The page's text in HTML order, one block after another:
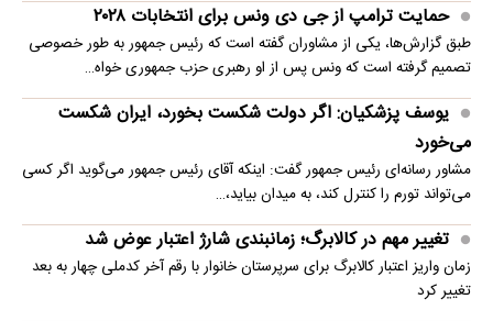
حمایت ترامپ از جی دی ونس برای انتخابات ۲۰۲۸
طبق گزارش‌ها، یکی از مشاوران گفته است که رئیس جمهور به طور خصوصی
تصمیم گرفته است که ونس پس از او رهبری حزب جمهوری خواه…
یوسف پزشکیان: اگر دولت شکست بخورد، ایران شکست
می‌خورد
مشاور رسانه‌ای رئیس جمهور گفت: اینکه آقای رئیس جمهور می‌گوید اگر کسی
می‌تواند تورم را کنترل کند، به میدان بیاید،…
تغییر مهم در کالابرگ؛ زمانبندی‌ شارژ اعتبار عوض شد
زمان واریز اعتبار کالابرگ برای سرپرستان خانوار با رقم آخر کدملی چهار به بعد
تغییر کرد